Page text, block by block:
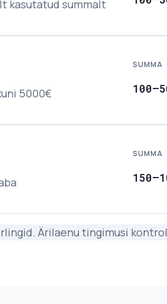
kasutatud summalt
5000€
SUMMA
100–
SUMMA
150–
Ärilaenu tingimusi